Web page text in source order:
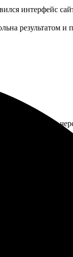
интерфейс
результатом и
свой заказ
приложении
теперь